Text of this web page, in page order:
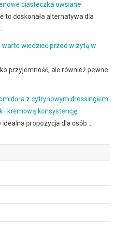
ciasteczka owsiane
to doskonała alternatywa dla
warto wiedzieć przed wizytą w
przyjemność, ale również pewne
z cytrynowym dressingiem:
i kremową konsystencję
propozycja dla osób …